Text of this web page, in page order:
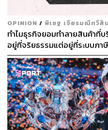
OPINION / พิเชฐ เจียรมณีทวีสิน
ทำไมธุรกิจยอมทำลายสินค้าที่
อยู่ที่จริยธรรมแต่อยู่ที่ระบบภาษี